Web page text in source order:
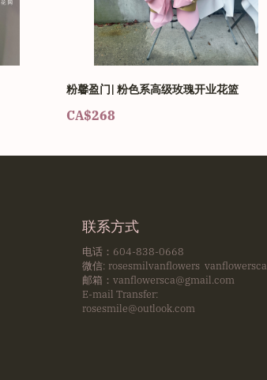
粉馨盈门| 粉色系高级玫瑰开业花篮
CA$268
联系方式
电话：604-838-0668
微信: rosesmilvanflowers vanflowersca
邮箱：vanflowersca@gmail.com
E-mail Transfer:
rosesmile@outlook.com